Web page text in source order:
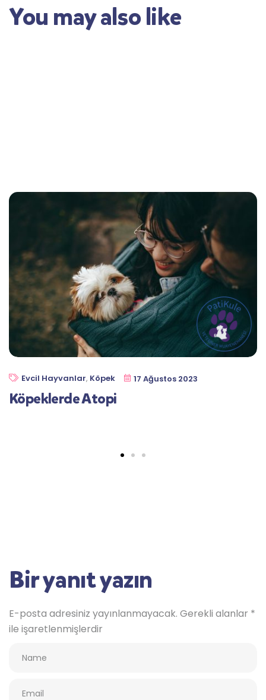
You may also like
Köpeklerde Atopi
Evcil Hayvanlar, Köpek 17 Ağustos 2023
Bir yanıt yazın
E-posta adresiniz yayınlanmayacak. Gerekli alanlar *
ile işaretlenmişlerdir